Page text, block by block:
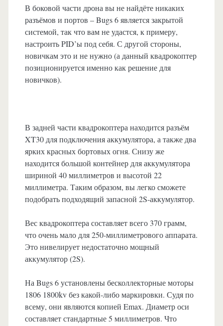
В боковой части дрона вы не найдёте никаких
разъёмов и портов – Bugs 6 является закрытой
системой, так что вам не удастся, к примеру,
настроить PID’ы под себя. С другой стороны,
новичкам это и не нужно (а данный квадрокоптер
позиционируется именно как решение для
новичков).
В задней части квадрокоптера находится разъём
XT30 для подключения аккумулятора, а также два
ярких красных бортовых огня. Снизу же
находится большой контейнер для аккумулятора
шириной 40 миллиметров и высотой 22
миллиметра. Таким образом, вы легко сможете
подобрать подходящий запасной 2S-аккумулятор.
Вес квадрокоптера составляет всего 370 грамм,
что очень мало для 250-миллиметрового аппарата.
Это нивелирует недостаточно мощный
аккумулятор (2S).
На Bugs 6 установлены бесколлекторные моторы
1806 1800kv без какой-либо маркировки. Судя по
всему, они являются копией Emax. Диаметр оси
составляет стандартные 5 миллиметров. Что